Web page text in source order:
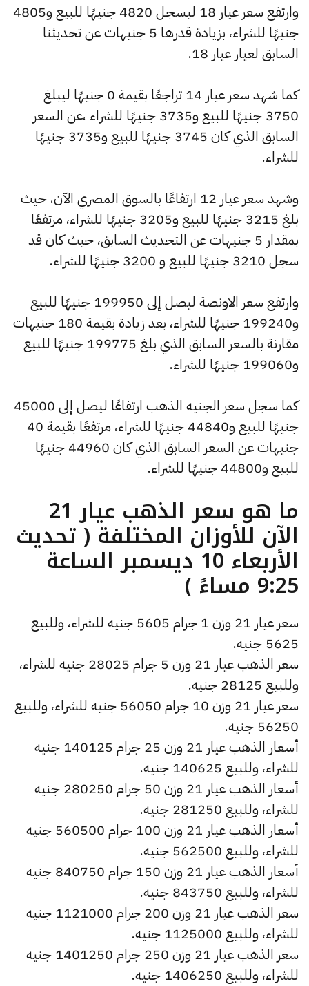
وارتفع سعر عيار 18 ليسجل 4820 جنيهًا للبيع و4805
جنيهًا للشراء، بزيادة قدرها 5 جنيهات عن تحديثنا
السابق لعيار عيار 18.
كما شهد سعر عيار 14 تراجعًا بقيمة 0 جنيهًا ليبلغ
3750 جنيهًا للبيع و3735 جنيهًا للشراء ،عن السعر
السابق الذي كان 3745 جنيهًا للبيع و3735 جنيهًا
للشراء.
وشهد سعر عيار 12 ارتفاعًا بالسوق المصري الآن، حيث
بلغ 3215 جنيهًا للبيع و3205 جنيهًا للشراء، مرتفعًا
بمقدار 5 جنيهات عن التحديث السابق، حيث كان قد
سجل 3210 جنيهًا للبيع و 3200 جنيهًا للشراء.
وارتفع سعر الاونصة ليصل إلى 199950 جنيهًا للبيع
و199240 جنيهًا للشراء، بعد زيادة بقيمة 180 جنيهات
مقارنة بالسعر السابق الذي بلغ 199775 جنيهًا للبيع
و199060 جنيهًا للشراء.
كما سجل سعر الجنيه الذهب ارتفاعًا ليصل إلى 45000
جنيهًا للبيع و44840 جنيهًا للشراء، مرتفعًا بقيمة 40
جنيهات عن السعر السابق الذي كان 44960 جنيهًا
للبيع و44800 جنيهًا للشراء.
ما هو سعر الذهب عيار 21
الآن للأوزان المختلفة ( تحديث
الأربعاء 10 ديسمبر الساعة
9:25 مساءً )
سعر عيار 21 وزن 1 جرام 5605 جنيه للشراء، وللبيع
5625 جنيه.
سعر الذهب عيار 21 وزن 5 جرام 28025 جنيه للشراء،
وللبيع 28125 جنيه.
سعر عيار 21 وزن 10 جرام 56050 جنيه للشراء، وللبيع
56250 جنيه.
أسعار الذهب عيار 21 وزن 25 جرام 140125 جنيه
للشراء، وللبيع 140625 جنيه.
أسعار الذهب عيار 21 وزن 50 جرام 280250 جنيه
للشراء، وللبيع 281250 جنيه.
أسعار الذهب عيار 21 وزن 100 جرام 560500 جنيه
للشراء، وللبيع 562500 جنيه.
أسعار الذهب عيار 21 وزن 150 جرام 840750 جنيه
للشراء، وللبيع 843750 جنيه.
سعر الذهب عيار 21 وزن 200 جرام 1121000 جنيه
للشراء، وللبيع 1125000 جنيه.
سعر الذهب عيار 21 وزن 250 جرام 1401250 جنيه
للشراء، وللبيع 1406250 جنيه.